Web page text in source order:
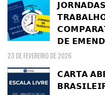
𝗗𝗘
23 DE FEVEREIRO DE 2026
𝗖𝗔𝗥𝗧𝗔